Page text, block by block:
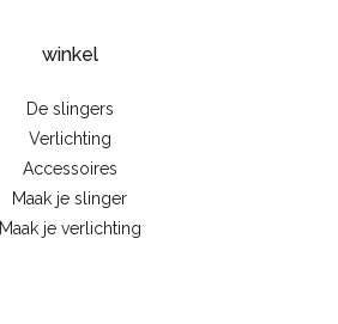
winkel
De slingers
Verlichting
Accessoires
Maak je slinger
Maak je verlichting